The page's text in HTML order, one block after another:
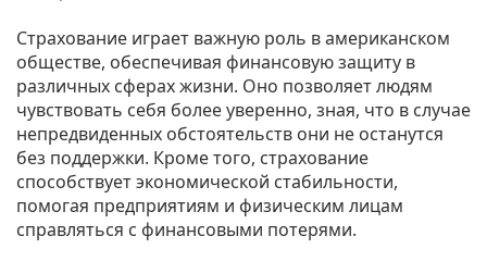
Страхование играет важную роль в американском
обществе, обеспечивая финансовую защиту в
различных сферах жизни. Оно позволяет людям
чувствовать себя более уверенно, зная, что в случае
непредвиденных обстоятельств они не останутся
без поддержки. Кроме того, страхование
способствует экономической стабильности,
помогая предприятиям и физическим лицам
справляться с финансовыми потерями.